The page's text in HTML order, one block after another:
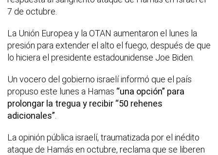
7 de octubre.
La Unión Europea y la OTAN aumentaron el lunes la
presión para extender el alto el fuego, después de que
lo hiciera el presidente estadounidense Joe Biden.
Un vocero del gobierno israelí informó que el país
propuso este lunes a Hamas “una opción” para
prolongar la tregua y recibir “50 rehenes
adicionales”
La opinión pública israelí, traumatizada por el inédito
ataque de Hamás en octubre, reclama que se liberen